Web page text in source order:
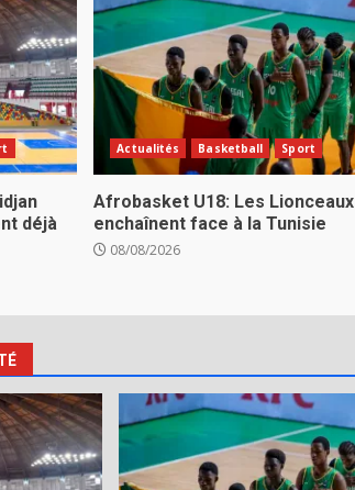
déjà
Actualités Basketball Sport
Afrobasket U18: Les Lionceaux
enchaînent face à la Tunisie
08/08/2026